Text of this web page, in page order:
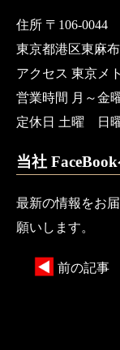
住所 〒106-0044
東京都港区東麻
アクセス 東京メ
営業時間 月～金
定休日 土曜 日
当社
最新の情報をお
願いします。
前の記事